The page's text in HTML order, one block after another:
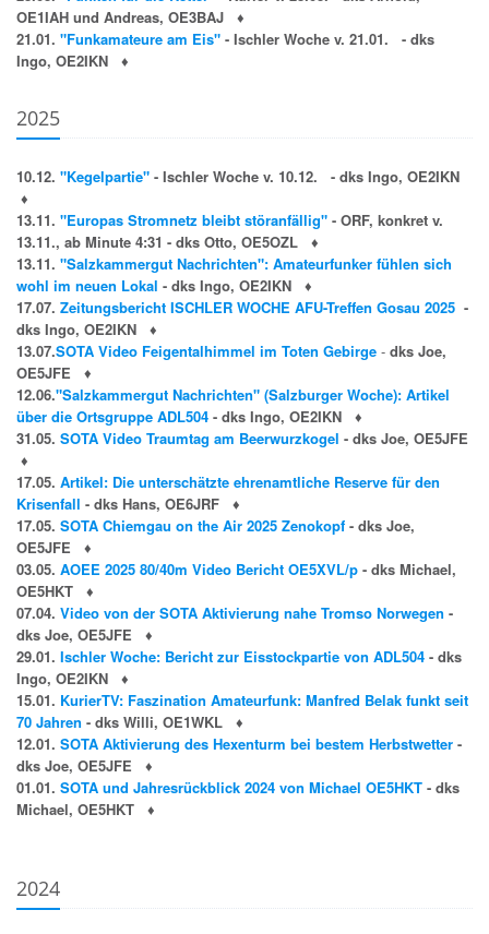
OE1IAH und Andreas, OE3BAJ
♦
21.01. "Funkamateure am Eis" - Ischler Woche v. 21.01. - dks
Ingo, OE2IKN
♦
2025
10.12. "Kegelpartie" - Ischler Woche v. 10.12. - dks Ingo, OE2IKN
♦
13.11. "Europas Stromnetz bleibt störanfällig" - ORF, konkret v.
13.11., ab Minute 4:31 - dks Otto, OE5OZL
♦
13.11. "Salzkammergut Nachrichten": Amateurfunker fühlen sich
wohl im neuen Lokal - dks Ingo, OE2IKN
♦
17.07. Zeitungsbericht ISCHLER WOCHE AFU-Treffen Gosau 2025 -
dks Ingo, OE2IKN
♦
13.07.SOTA Video Feigentalhimmel im Toten Gebirge - dks Joe,
OE5JFE
♦
12.06."Salzkammergut Nachrichten" (Salzburger Woche): Artikel
über die Ortsgruppe ADL504 - dks Ingo, OE2IKN
♦
31.05. SOTA Video Traumtag am Beerwurzkogel - dks Joe, OE5JFE
♦
17.05. Artikel: Die unterschätzte ehrenamtliche Reserve für den
Krisenfall - dks Hans, OE6JRF
♦
17.05. SOTA Chiemgau on the Air 2025 Zenokopf - dks Joe,
OE5JFE
♦
03.05. AOEE 2025 80/40m Video Bericht OE5XVL/p - dks Michael,
OE5HKT
♦
07.04. Video von der SOTA Aktivierung nahe Tromso Norwegen -
dks Joe, OE5JFE
♦
29.01. Ischler Woche: Bericht zur Eisstockpartie von ADL504 - dks
Ingo, OE2IKN
♦
15.01. KurierTV: Faszination Amateurfunk: Manfred Belak funkt seit
70 Jahren - dks Willi, OE1WKL
♦
12.01. SOTA Aktivierung des Hexenturm bei bestem Herbstwetter -
dks Joe, OE5JFE
♦
01.01. SOTA und Jahresrückblick 2024 von Michael OE5HKT - dks
Michael, OE5HKT
♦
2024